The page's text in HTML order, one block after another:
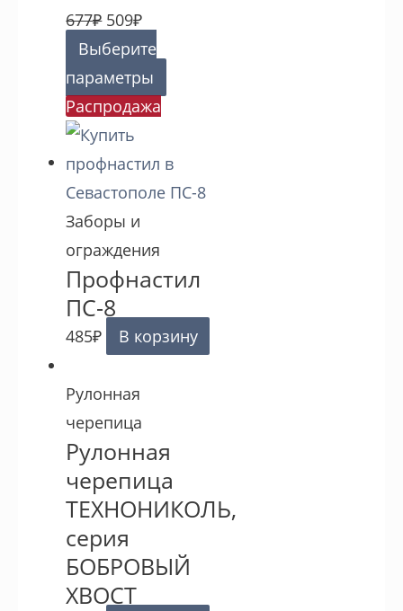
677₽ 509₽
Выберите
параметры
Распродажа
Заборы и
ограждения
Профнастил
ПС-8
485₽ В корзину
Рулонная
черепица
Рулонная
черепица
ТЕХНОНИКОЛЬ,
серия
БОБРОВЫЙ
ХВОСТ